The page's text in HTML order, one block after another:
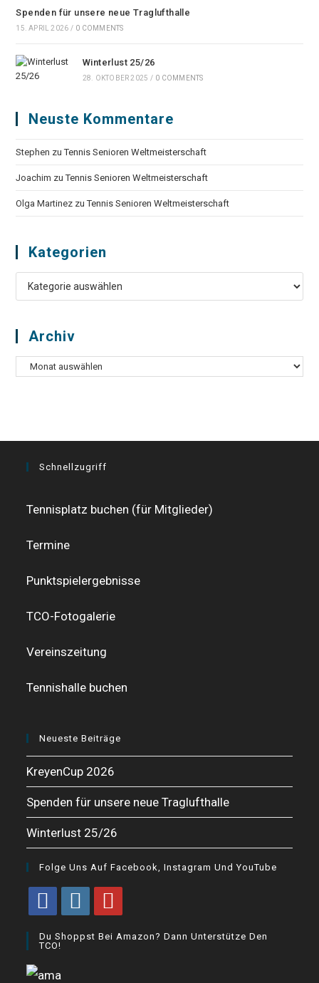
Spenden für unsere neue Traglufthalle
15. APRIL 2026 / 0 COMMENTS
Winterlust 25/26
28. OKTOBER 2025 / 0 COMMENTS
Neuste Kommentare
Stephen zuTennis Senioren Weltmeisterschaft
Joachim zuTennis Senioren Weltmeisterschaft
Olga Martinez zuTennis Senioren Weltmeisterschaft
Kategorien
Kategorien
Archiv
Archiv
Schnellzugriff
Tennisplatz buchen (für Mitglieder)
Termine
Punktspielergebnisse
TCO-Fotogalerie
Vereinszeitung
Tennishalle buchen
Neueste Beiträge
KreyenCup 2026
Spenden für unsere neue Traglufthalle
Winterlust 25/26
Folge Uns Auf Facebook, Instagram Und YouTube
new
in
new
in
Du Shoppst Bei Amazon? Dann Unterstütze Den
TCO!